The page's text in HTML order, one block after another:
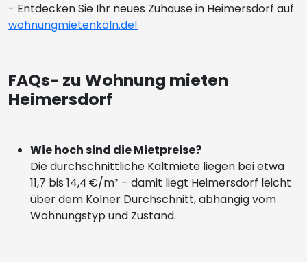
- Entdecken Sie Ihr neues Zuhause in Heimersdorf auf
wohnungmietenköln.de!
FAQs- zu Wohnung mieten
Heimersdorf
Wie hoch sind die Mietpreise?
Die durchschnittliche Kaltmiete liegen bei etwa
11,7 bis 14,4 €/m² – damit liegt Heimersdorf leicht
über dem Kölner Durchschnitt, abhängig vom
Wohnungstyp und Zustand.